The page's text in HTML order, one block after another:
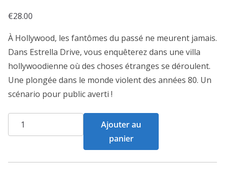
€28.00
À Hollywood, les fantômes du passé ne meurent jamais.
Dans Estrella Drive, vous enquêterez dans une villa
hollywoodienne où des choses étranges se déroulent.
Une plongée dans le monde violent des années 80. Un
scénario pour public averti !
quantité
de
Stories
Ajouter au
panier